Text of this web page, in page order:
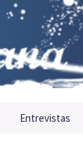
Entrevistas